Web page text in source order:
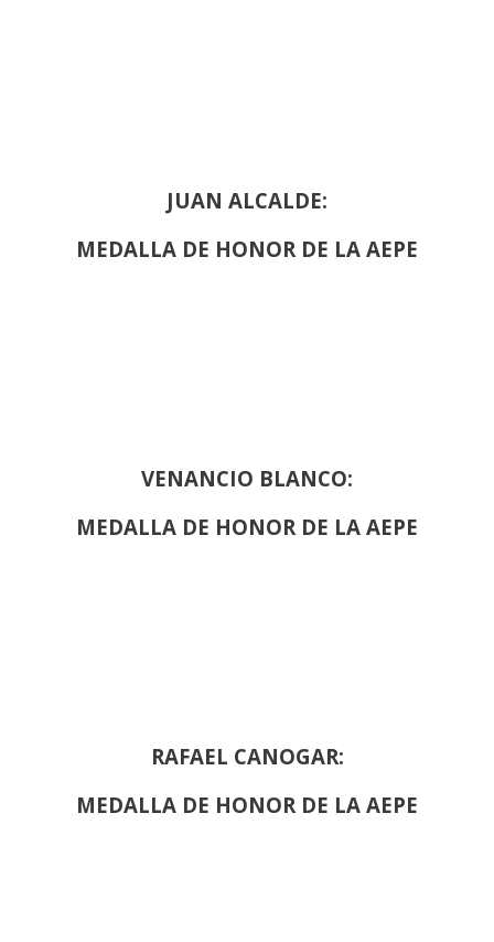
JUAN ALCALDE:
MEDALLA DE HONOR DE LA AEPE
VENANCIO BLANCO:
MEDALLA DE HONOR DE LA AEPE
RAFAEL CANOGAR:
MEDALLA DE HONOR DE LA AEPE